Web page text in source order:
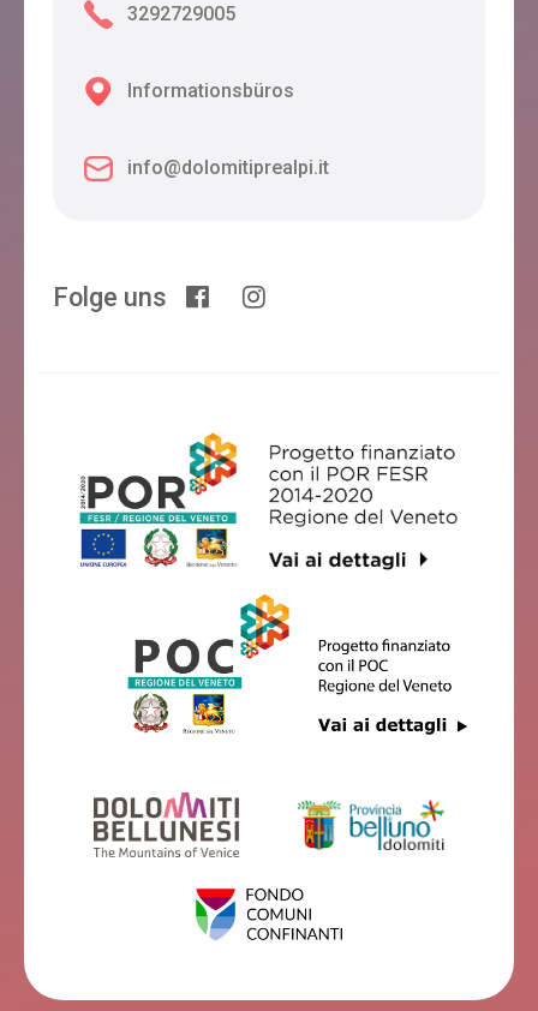
3292729005
Informationsbüros
info@dolomitiprealpi.it
Folge uns